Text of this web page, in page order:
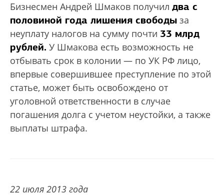
Бизнесмен Андрей Шмаков получил два с
половиной года лишения свободы за
неуплату налогов на сумму почти 33 млрд
рублей. У Шмакова есть возможность не
отбывать срок в колонии — по УК РФ лицо,
впервые совершившее преступление по этой
статье, может быть освобождено от
уголовной ответственности в случае
погашения долга с учетом неустойки, а также
выплаты штрафа.
22 июля 2013 года